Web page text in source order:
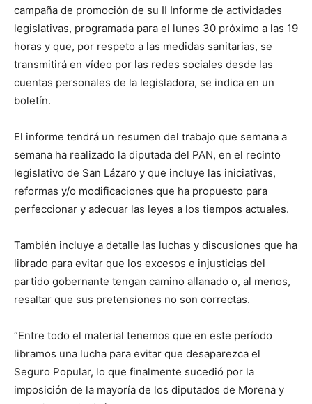
campaña de promoción de su II Informe de actividades
legislativas, programada para el lunes 30 próximo a las 19
horas y que, por respeto a las medidas sanitarias, se
transmitirá en vídeo por las redes sociales desde las
cuentas personales de la legisladora, se indica en un
boletín.
El informe tendrá un resumen del trabajo que semana a
semana ha realizado la diputada del PAN, en el recinto
legislativo de San Lázaro y que incluye las iniciativas,
reformas y/o modificaciones que ha propuesto para
perfeccionar y adecuar las leyes a los tiempos actuales.
También incluye a detalle las luchas y discusiones que ha
librado para evitar que los excesos e injusticias del
partido gobernante tengan camino allanado o, al menos,
resaltar que sus pretensiones no son correctas.
“Entre todo el material tenemos que en este período
libramos una lucha para evitar que desaparezca el
Seguro Popular, lo que finalmente sucedió por la
imposición de la mayoría de los diputados de Morena y